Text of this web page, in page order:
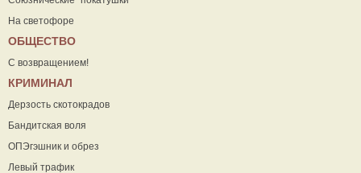
На светофоре
ОБЩЕСТВО
С возвращением!
КРИМИНАЛ
Дерзость скотокрадов
Бандитская воля
ОПЭгэшник и обрез
Левый трафик